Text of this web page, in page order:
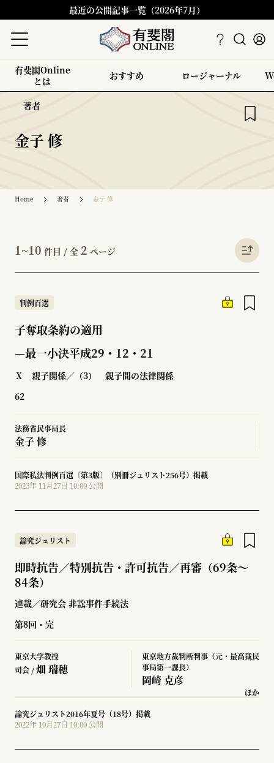
最近の公開記事一覧（2026年7月）
有斐閣Online
とは
おすすめ ロージャーナル
著者
金子 修
Home 著者 金子 修
1~10 件目 / 全 2 ページ
判例百選
子奪取条約の適用
—最一小決平成29・12・21
Ⅹ 親子関係／（3） 親子間の法律関係
62
法務省民事局長
金子 修
国際私法判例百選〔第3版〕（別冊ジュリスト256号）掲載
2023年 11月27日 10:00 公開
論究ジュリスト
即時抗告／特別抗告・許可抗告／再審（69条～
84条）
連載／研究会 非訟事件手続法
第8回・完
東京大学教授
司会 /畑 瑞穂
東京地方裁判所判事（元・最高裁民
事局第一課長）
岡崎 克彦
ほか
論究ジュリスト2016年夏号（18号）掲載
2022年 10月27日 10:00 公開